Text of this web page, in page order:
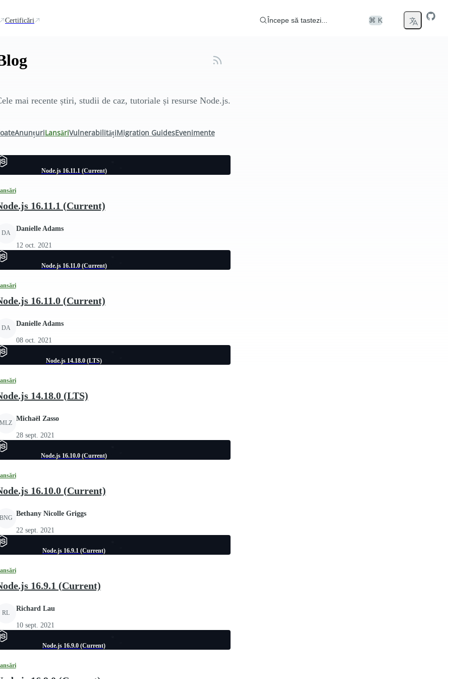
Certificări Începe să tastezi... ⌘ K
mai recente știri, studii de caz, tutoriale și resurse Node.js.
AnunțuriLansăriVulnerabilitățiMigration GuidesEvenimente
Node.js 16.11.1 (Current)
16.11.1 (Current)
DA
Danielle Adams
12 oct. 2021
Node.js 16.11.0 (Current)
16.11.0 (Current)
DA
Danielle Adams
08 oct. 2021
Node.js 14.18.0 (LTS)
14.18.0 (LTS)
MLZ
Michaël Zasso
28 sept. 2021
Node.js 16.10.0 (Current)
16.10.0 (Current)
Bethany Nicolle Griggs
22 sept. 2021
Node.js 16.9.1 (Current)
16.9.1 (Current)
RL
Richard Lau
10 sept. 2021
Node.js 16.9.0 (Current)